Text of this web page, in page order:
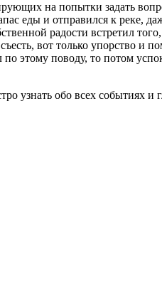
на попытки задать
еды и отправился к реке,
радости встретил
вот только упорство и
этому поводу, то потом
узнать обо всех событиях